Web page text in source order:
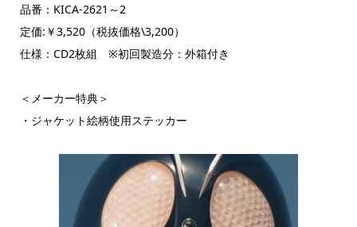
品番：KICA-2621～2
定価:￥3,520（税抜価格\3,200）
仕様：CD2枚組 ※初回製造分：外箱付き
＜メーカー特典＞
・ジャケット絵柄使用ステッカー